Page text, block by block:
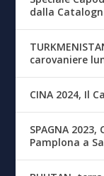
dalla
carovaniere
CINA 2024, Il
SPAGNA
Pamplona a